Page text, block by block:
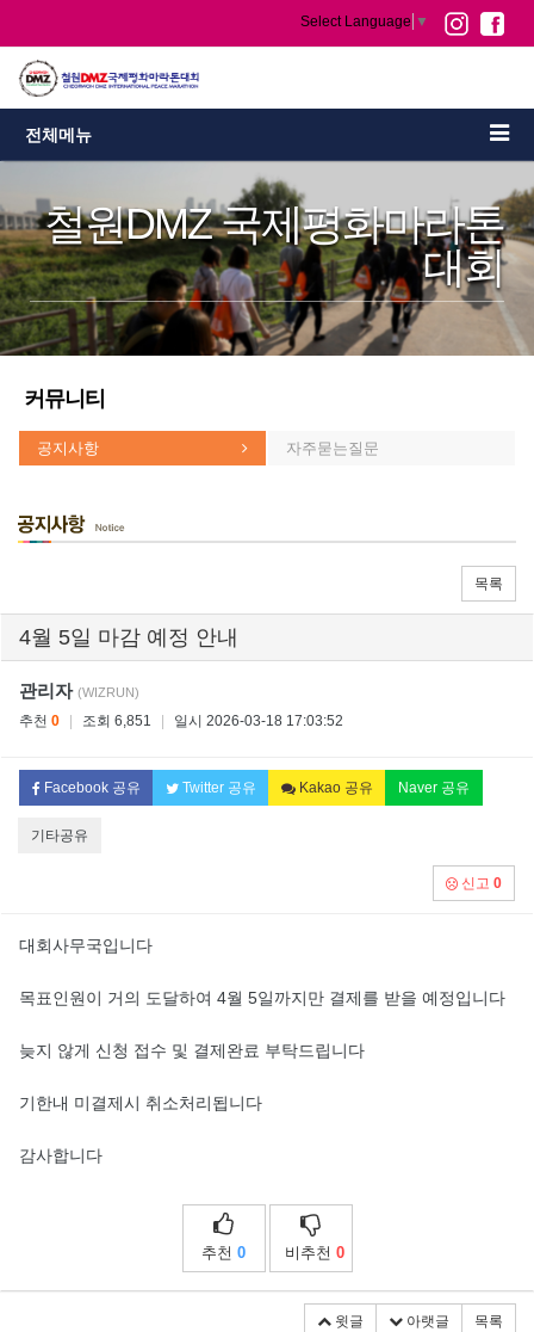
Select Language ▼
전체메뉴
철원DMZ 국제평화마라톤
대회
커뮤니티
공지사항 자주묻는질문
목록
4월 5일 마감 예정 안내
관리자 (WIZRUN)
추천 0 조회 6,851 일시 2026-03-18 17:03:52
Facebook 공유 Twitter 공유 Kakao 공유 Naver 공유
기타공유
신고 0
대회사무국입니다
목표인원이 거의 도달하여 4월 5일까지만 결제를 받을 예정입니다
늦지 않게 신청 접수 및 결제완료 부탁드립니다
기한내 미결제시 취소처리됩니다
감사합니다
추천 0 비추천 0
윗글 아랫글 목록